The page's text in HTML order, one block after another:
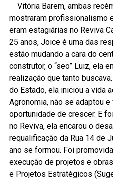
Vitória Barem, ambas
mostraram profissionalismo
eram estagiárias no Reviva
25 anos, Joice é uma das
estão mudando a cara do
construtor, o “seo” Luiz, ela
realização que tanto
do Estado, ela iniciou a vida
Agronomia, não se adaptou e
oportunidade de crescer. E
no Reviva, ela encarou o
requalificação da Rua 14 de
ano se formou. Foi
execução de projetos e
e Projetos Estratégicos